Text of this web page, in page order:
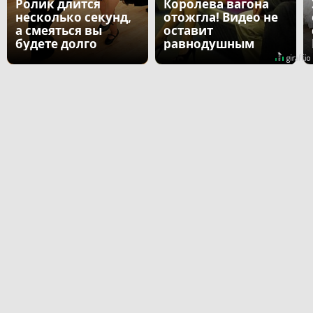
Ролик длится
несколько секунд,
а смеяться вы
будете долго
Королева вагона
отожгла! Видео не
оставит
равнодушным